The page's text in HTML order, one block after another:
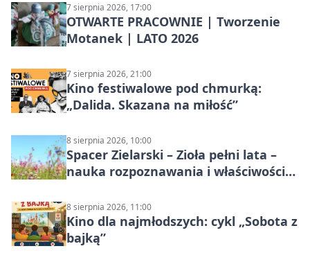
7 sierpnia 2026, 17:00
OTWARTE PRACOWNIE | Tworzenie
Motanek | LATO 2026
7 sierpnia 2026, 21:00
Kino festiwalowe pod chmurką:
„Dalida. Skazana na miłość”
8 sierpnia 2026, 10:00
Spacer Zielarski – Zioła pełni lata –
nauka rozpoznawania i właściwości
8 sierpnia 2026, 11:00
Kino dla najmłodszych: cykl „Sobota z
bajką”